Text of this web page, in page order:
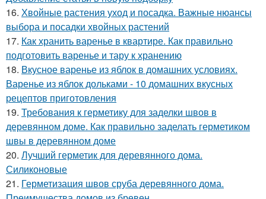
16. Хвойные растения уход и посадка. Важные нюансы
выбора и посадки хвойных растений
17. Как хранить варенье в квартире. Как правильно
подготовить варенье и тару к хранению
18. Вкусное варенье из яблок в домашних условиях.
Варенье из яблок дольками - 10 домашних вкусных
рецептов приготовления
19. Требования к герметику для заделки швов в
деревянном доме. Как правильно заделать герметиком
швы в деревянном доме
20. Лучший герметик для деревянного дома.
Силиконовые
21. Герметизация швов сруба деревянного дома.